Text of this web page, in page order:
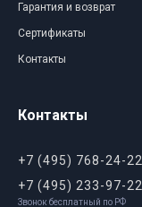
Гарантия и возврат
Сертификаты
Контакты
Контакты
+7 (495) 768-24-22
+7 (495) 233-97-22
Звонок бесплатный по РФ